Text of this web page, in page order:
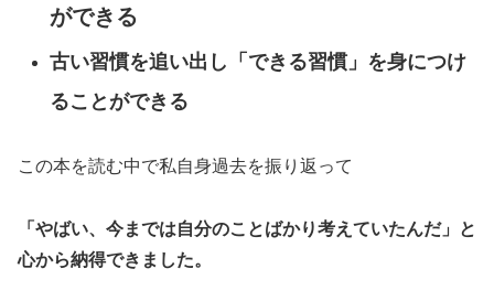
ができる
古い習慣を追い出し「できる習慣」を身につけ
ることができる
この本を読む中で私自身過去を振り返って
「やばい、今までは自分のことばかり考えていたんだ」と
心から納得できました。